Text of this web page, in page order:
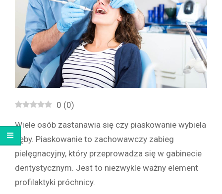
0 (0)
Wiele osób zastanawia się czy piaskowanie wybiela
zęby. Piaskowanie to zachowawczy zabieg
pielęgnacyjny, który przeprowadza się w gabinecie
dentystycznym. Jest to niezwykle ważny element
profilaktyki próchnicy.